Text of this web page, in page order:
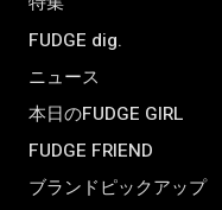
FUDGE dig.
ニュース
本日のFUDGE GIRL
FUDGE FRIEND
ブランドピックアップ